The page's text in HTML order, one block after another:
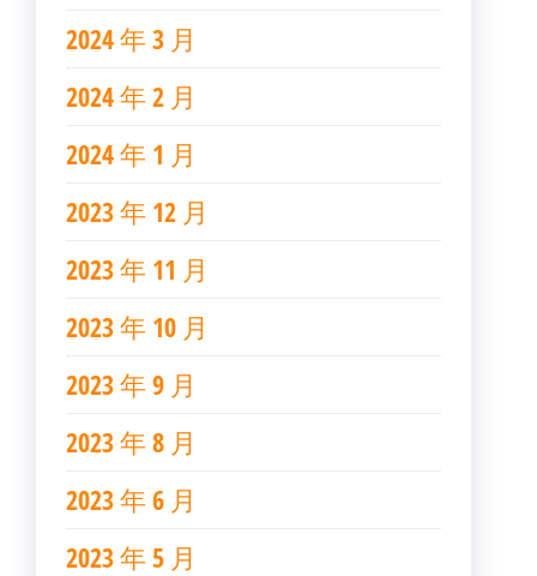
2024 年 3 月
2024 年 2 月
2024 年 1 月
2023 年 12 月
2023 年 11 月
2023 年 10 月
2023 年 9 月
2023 年 8 月
2023 年 6 月
2023 年 5 月